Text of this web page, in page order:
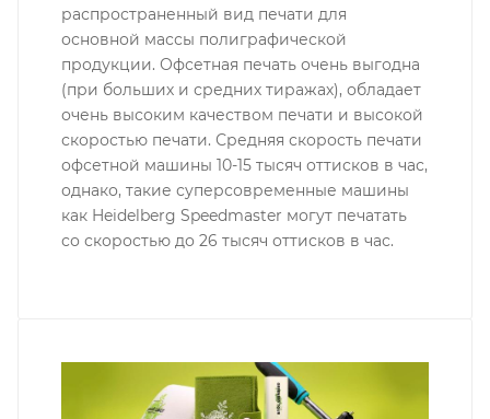
распространенный вид печати для
основной массы полиграфической
продукции. Офсетная печать очень выгодна
(при больших и средних тиражах), обладает
очень высоким качеством печати и высокой
скоростью печати. Средняя скорость печати
офсетной машины 10-15 тысяч оттисков в час,
однако, такие суперсовременные машины
как Heidelberg Speedmaster могут печатать
со скоростью до 26 тысяч оттисков в час.